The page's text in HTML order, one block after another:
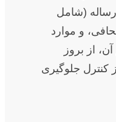
رساله (شامل
و موارد
از بروز
کنترل جلوگیری